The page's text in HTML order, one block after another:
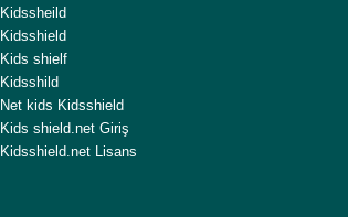
Kidssheild
Kidsshield
Kids shielf
Kidsshild
Net kids Kidsshield
Kids shield.net Giriş
Kidsshield.net Lisans